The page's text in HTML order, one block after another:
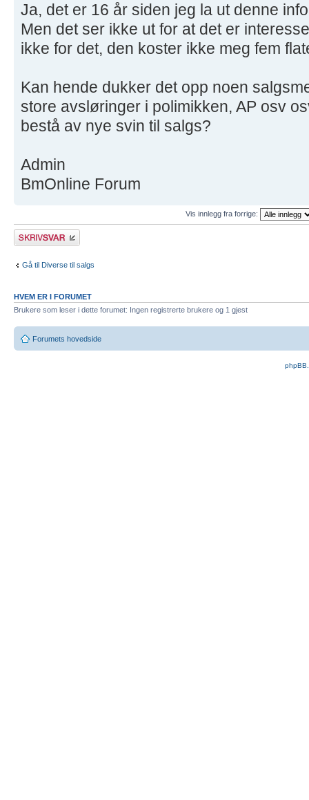
Ja, det er 16 år siden jeg la ut denne
Men det ser ikke ut for at det er
ikke for det, den koster ikke meg fem
Kan hende dukker det opp noen
store avsløringer i polimikken, AP osv
bestå av nye svin til salgs?
Admin
BmOnline Forum
Vis innlegg fra forrige:
Skriv et svar
Gå til Diverse til salgs
HVEM ER I FORUMET
Brukere som leser i dette forumet: Ingen registrerte brukere og 1 gjest
Forumets hovedside